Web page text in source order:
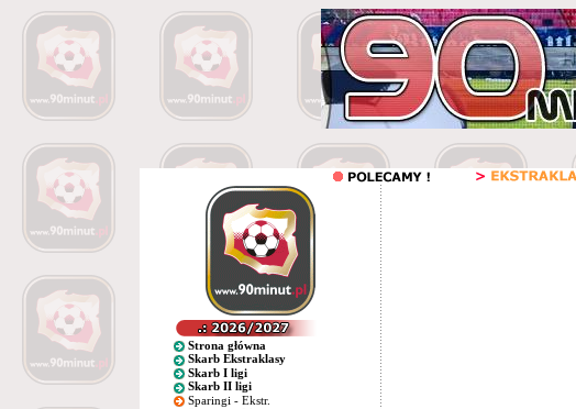
Strona główna
Skarb Ekstraklasy
Skarb I ligi
Skarb II ligi
Sparingi - Ekstr.